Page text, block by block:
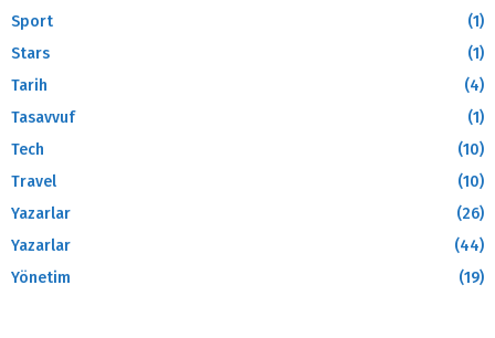
Sport
(1)
Stars
(1)
Tarih
(4)
Tasavvuf
(1)
Tech
(10)
Travel
(10)
Yazarlar
(26)
Yazarlar
(44)
Yönetim
(19)